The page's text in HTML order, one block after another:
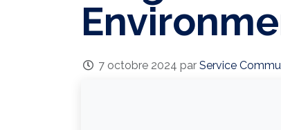
7 octobre 2024 par Service